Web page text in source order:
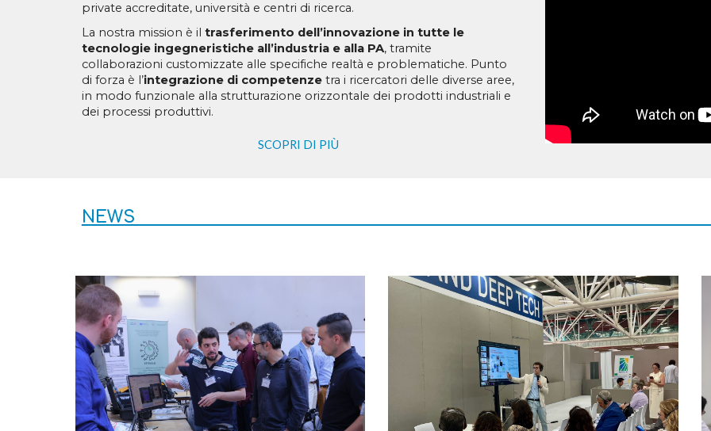
private accreditate, università e centri di ricerca.
La nostra mission è il trasferimento dell’innovazione in tutte le
tecnologie ingegneristiche all’industria e alla PA, tramite
collaborazioni customizzate alle specifiche realtà e problematiche. Punto
di forza è l’integrazione di competenzetra i ricercatori delle diverse aree,
in modo funzionale alla strutturazione orizzontale dei prodotti industriali e
dei processi produttivi.
SCOPRI DI PIÙ